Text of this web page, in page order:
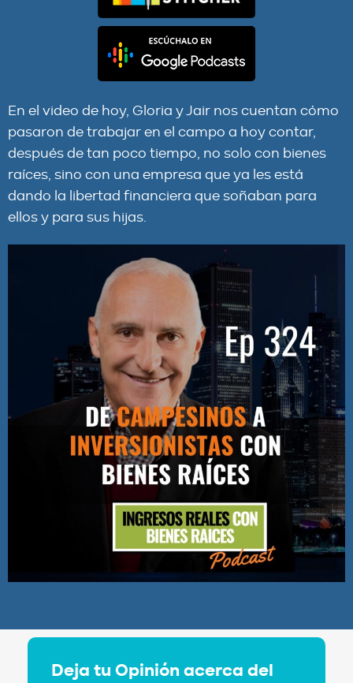
En el video de hoy, Gloria y Jair nos cuentan cómo
pasaron de trabajar en el campo a hoy contar,
después de tan poco tiempo, no solo con bienes
raíces, sino con una empresa que ya les está
dando la libertad financiera que soñaban para
ellos y para sus hijas.
Deja tu Opinión acerca del